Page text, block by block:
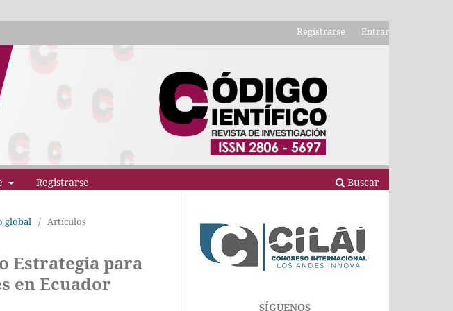
Registrarse Buscar
Registrarse Entrar
global / Artículos
Estrategia para
en Ecuador
SÍGUENOS